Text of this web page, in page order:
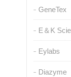
GeneTex
E＆K
Eylabs
Diazyme